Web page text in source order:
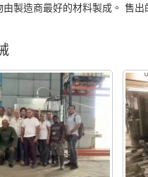
製造商最好的材料製成。 售